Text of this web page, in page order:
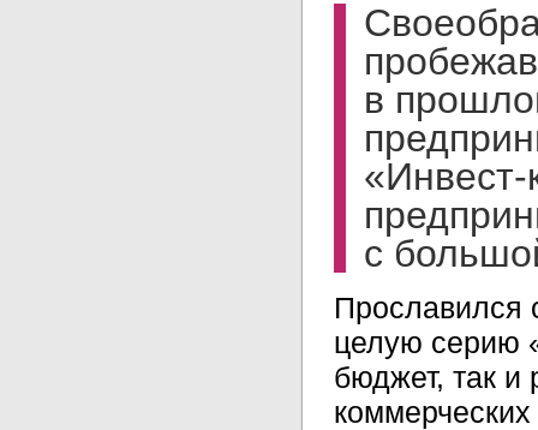
в
с
Прославился
целую серию
бюджет, так и